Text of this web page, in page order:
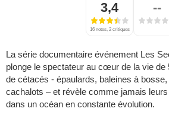
3,4
16 notes, 2 critiques
--
La série documentaire événement Les
plonge le spectateur au cœur de la vie de
de cétacés - épaulards, baleines à
cachalots – et révèle comme jamais
dans un océan en constante évolution.